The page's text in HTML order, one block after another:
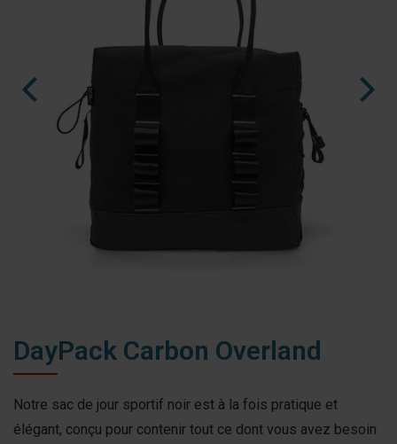
DayPack Carbon Overland
Notre sac de jour sportif noir est à la fois pratique et
élégant, conçu pour contenir tout ce dont vous avez besoin